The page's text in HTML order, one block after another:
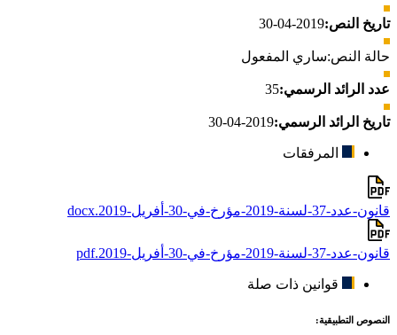
تاريخ النص:2019-04-30
حالة النص:ساري المفعول
عدد الرائد الرسمي:35
تاريخ الرائد الرسمي:2019-04-30
المرفقات
قانون-عدد-37-لسنة-2019-مؤرخ-في-30-أفريل-2019.docx
قانون-عدد-37-لسنة-2019-مؤرخ-في-30-أفريل-2019.pdf
قوانين ذات صلة
النصوص التطبيقية: